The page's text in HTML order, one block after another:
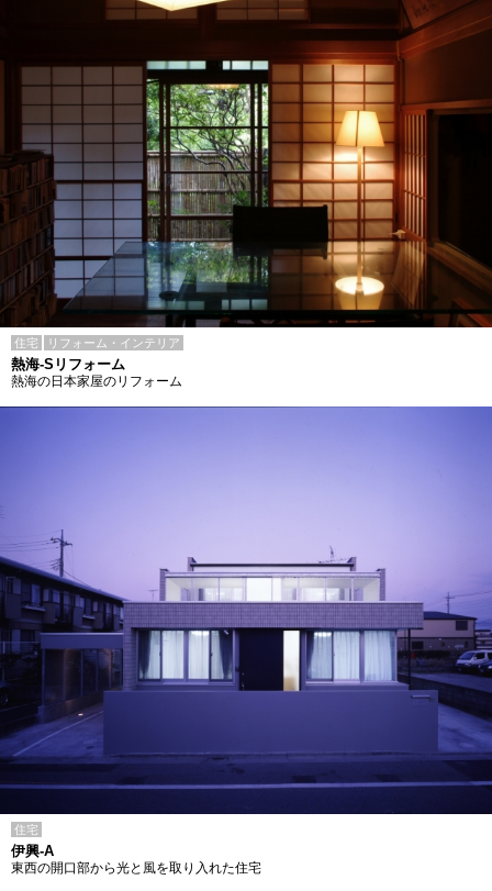
住宅 リフォーム・インテリア
熱海-Sリフォーム
熱海の日本家屋のリフォーム
住宅
伊興-A
東西の開口部から光と風を取り入れた住宅